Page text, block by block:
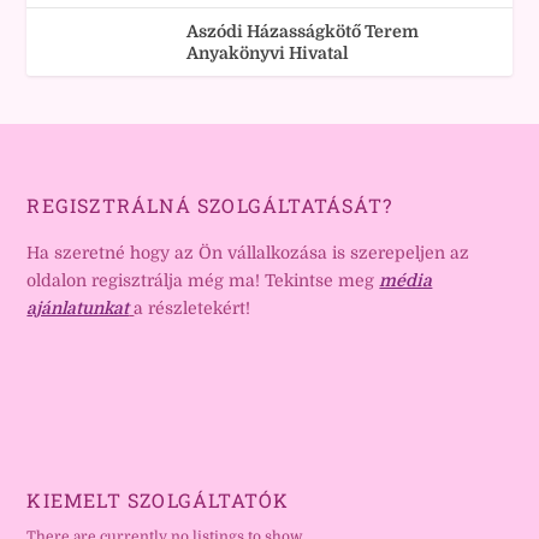
Aszódi Házasságkötő Terem
Anyakönyvi Hivatal
REGISZTRÁLNÁ SZOLGÁLTATÁSÁT?
Ha szeretné hogy az Ön vállalkozása is szerepeljen az
oldalon regisztrálja még ma! Tekintse meg média
ajánlatunkat a részletekért!
KIEMELT SZOLGÁLTATÓK